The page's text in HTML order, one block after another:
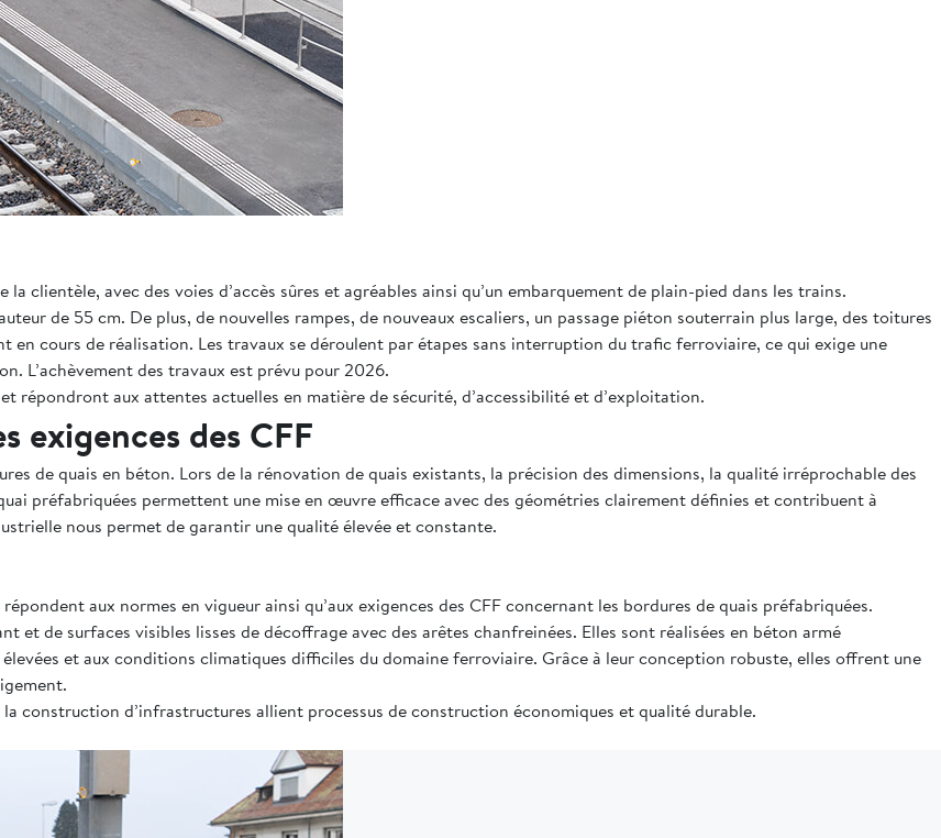
clientèle, avec des voies d’accès sûres et agréables ainsi qu’un embarquement de plain-pied dans les trains.
de 55 cm. De plus, de nouvelles rampes, de nouveaux escaliers, un passage piéton souterrain plus large, des toitures
cours de réalisation. Les travaux se déroulent par étapes sans interruption du trafic ferroviaire, ce qui exige une
L’achèvement des travaux est prévu pour 2026.
répondront aux attentes actuelles en matière de sécurité, d’accessibilité et d’exploitation.
exigences des CFF
de quais en béton. Lors de la rénovation de quais existants, la précision des dimensions, la qualité irréprochable des
préfabriquées permettent une mise en œuvre efficace avec des géométries clairement définies et contribuent à
nous permet de garantir une qualité élevée et constante.
aux normes en vigueur ainsi qu’aux exigences des CFF concernant les bordures de quais préfabriquées.
et de surfaces visibles lisses de décoffrage avec des arêtes chanfreinées. Elles sont réalisées en béton armé
et aux conditions climatiques difficiles du domaine ferroviaire. Grâce à leur conception robuste, elles offrent une
construction d’infrastructures allient processus de construction économiques et qualité durable.